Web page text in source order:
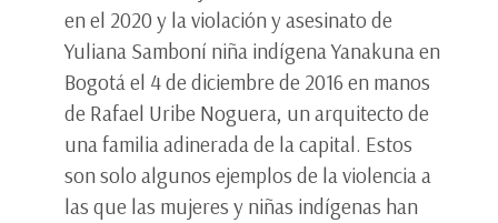
en el 2020 y la violación y asesinato de
Yuliana Samboní niña indígena Yanakuna en
Bogotá el 4 de diciembre de 2016 en manos
de Rafael Uribe Noguera, un arquitecto de
una familia adinerada de la capital. Estos
son solo algunos ejemplos de la violencia a
las que las mujeres y niñas indígenas han